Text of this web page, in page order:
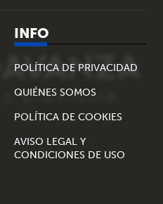
INFO
POLÍTICA DE PRIVACIDAD
QUIÉNES SOMOS
POLÍTICA DE COOKIES
AVISO LEGAL Y
CONDICIONES DE USO